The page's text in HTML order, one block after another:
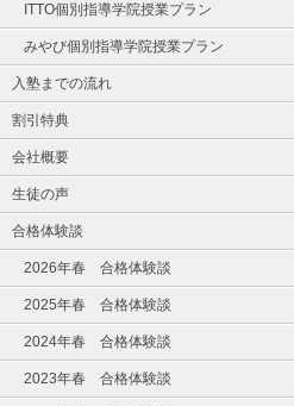
ITTO個別指導学院授業プラン
みやび個別指導学院授業プラン
入塾までの流れ
割引特典
会社概要
生徒の声
合格体験談
2026年春 合格体験談
2025年春 合格体験談
2024年春 合格体験談
2023年春 合格体験談